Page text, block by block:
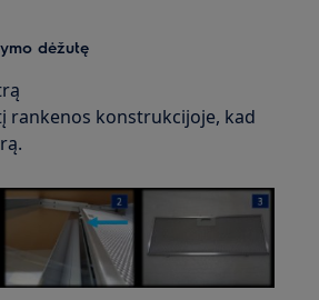
dėžutę
rankenos konstrukcijoje, kad